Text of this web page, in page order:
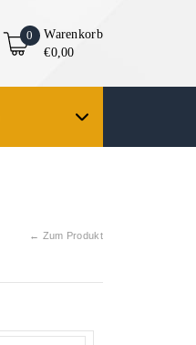
0
Warenkorb
€0,00
← Zum Produkt